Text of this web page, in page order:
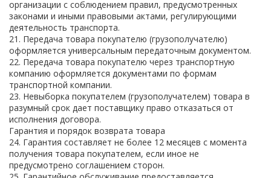
организации с соблюдением правил, предусмотренных
законами и иными правовыми актами, регулирующими
деятельность транспорта.
21. Передача товара покупателю (грузополучателю)
оформляется универсальным передаточным документом.
22. Передача товара покупателю через транспортную
компанию оформляется документами по формам
транспортной компании.
23. Невыборка покупателем (грузополучателем) товара в
разумный срок дает поставщику право отказаться от
исполнения договора.
Гарантия и порядок возврата товара
24. Гарантия составляет не более 12 месяцев с момента
получения товара покупателем, если иное не
предусмотрено соглашением сторон.